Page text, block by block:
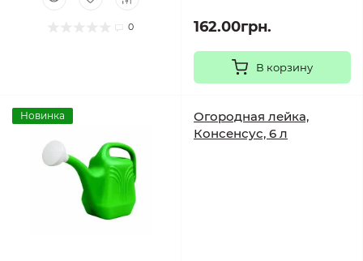
0 162.00грн.
В корзину
Новинка
Огородная лейка,
Консенсус, 6 л